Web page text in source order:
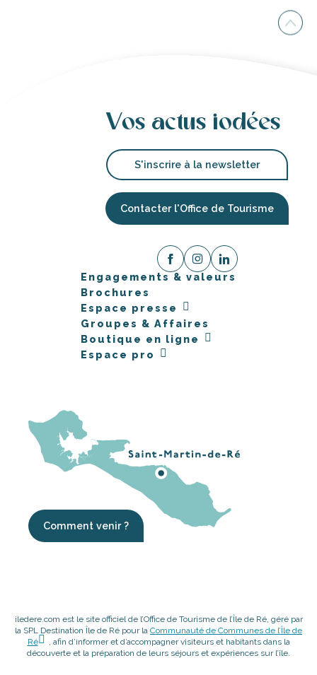
Vos actus iodées
S'inscrire à la newsletter
Contacter l'Office de Tourisme
Engagements & valeurs
Brochures
Espace presse
Groupes & Affaires
Boutique en ligne
Espace pro
Comment venir ?
iledere.com est le site officiel de l’Office de Tourisme de l’Île de Ré, géré par
la SPL Destination Île de Ré pour la Communauté de Communes de l’Île de
Ré
, afin d’informer et d’accompagner visiteurs et habitants dans la
découverte et la préparation de leurs séjours et expériences sur l’île.